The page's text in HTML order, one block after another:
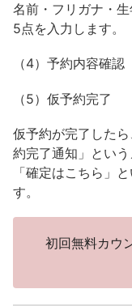
名前・フリガナ・
5点を入力します。
（4）予約内容確認
（5）仮予約完了
仮予約が完了した
約完了通知」とい
「確定はこちら」
す。
初回無料カウ